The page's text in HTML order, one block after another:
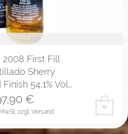
2008 First Fill
Sherry
54,1% Vol…
zzgl. Versand
€